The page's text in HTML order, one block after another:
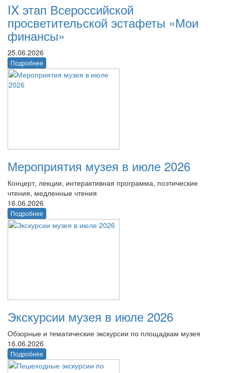
IX этап Всероссийской
просветительской эстафеты «Мои
финансы»
25.06.2026
Подробнее
Мероприятия музея в июле 2026
Концерт, лекции, интерактивная программа, поэтические
чтения, медленные чтения
16.06.2026
Подробнее
Экскурсии музея в июле 2026
Обзорные и тематические экскурсии по площадкам музея
16.06.2026
Подробнее